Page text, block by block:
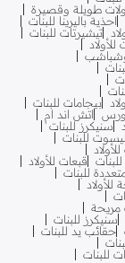
طويلة وقصيرة
احذية باليرينا للبنات
تيشيرتات للبنات
بيجامات للبنات
اتش اند ام
سنيكرز للبنات
للبنات
قبعات للأولاد
للبنات
مريحة
سنيكرز للبنات
حقائب يد للبنات
للبنات